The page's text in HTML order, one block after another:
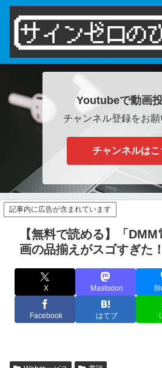
Youtubeで動画
チャンネル登録をお願
チャンネルはこ
記事内に広告が含まれています
【無料で読める】「
画の品揃えがスゴすぎた！
X Mastodon
Facebook はてブ